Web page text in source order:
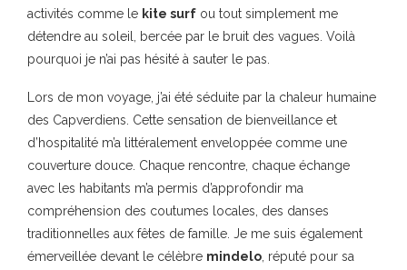
activités comme le kite surf ou tout simplement me
détendre au soleil, bercée par le bruit des vagues. Voilà
pourquoi je n’ai pas hésité à sauter le pas.
Lors de mon voyage, j’ai été séduite par la chaleur humaine
des Capverdiens. Cette sensation de bienveillance et
d’hospitalité m’a littéralement enveloppée comme une
couverture douce. Chaque rencontre, chaque échange
avec les habitants m’a permis d’approfondir ma
compréhension des coutumes locales, des danses
traditionnelles aux fêtes de famille. Je me suis également
émerveillée devant le célèbre mindelo, réputé pour sa